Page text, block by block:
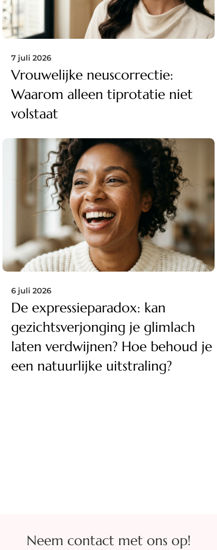
7 juli 2026
Vrouwelijke neuscorrectie:
Waarom alleen tiprotatie niet
volstaat
6 juli 2026
De expressieparadox: kan
gezichtsverjonging je glimlach
laten verdwijnen? Hoe behoud je
een natuurlijke uitstraling?
Neem contact met ons op!